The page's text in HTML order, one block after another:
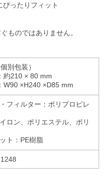
ったりフィット
ものではありません。
別包装）
約210 × 80 mm
W90 ×H240 ×D85 mm
フィルター：ポリプロピレ
ロン、ポリエステル、ポリ
ト：PE樹脂